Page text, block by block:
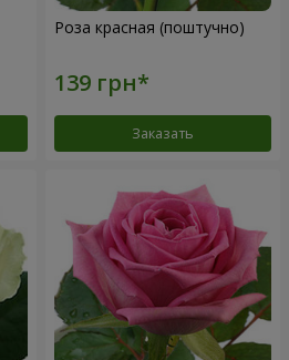
Роза красная (поштучно)
Заказать